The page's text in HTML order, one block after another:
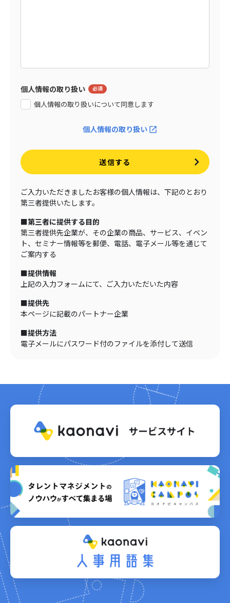
個人情報の取り扱い
個人情報の取り扱いについて同意します
個人情報の取り扱い
送信する
ご入力いただきましたお客様の個人情報は、下記のとおり
第三者提供いたします。
■第三者に提供する目的
第三者提供先企業が、その企業の商品、サービス、イベン
ト、セミナー情報等を郵便、電話、電子メール等を通じて
ご案内する
■提供情報
上記の入力フォームにて、ご入力いただいた内容
■提供先
本ページに記載のパートナー企業
■提供方法
電子メールにパスワード付のファイルを添付して送信